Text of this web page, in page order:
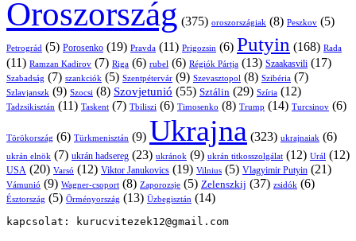
Oroszország (375) oroszországiak (8) Peszkov (5)
Petrográd (5) Porosenko (19) Pravda (11) Prigozsin (6) Putyin (168) Rada
(11) Ramzan Kadirov (7) Riga (6) rubel (6) Régiók Pártja (13) Szaakasvili (17)
Szabadság (7) szankciók (5) Szentpétervár (9) Szevasztopol (8) Szibéria (7)
Szlavjanszk (9) Szocsi (8) Szovjetunió (55) Sztálin (29) Szíria (12)
Tadzsikisztán (11) Taskent (7) Tbiliszi (6) Timosenko (8) Trump (14) Turcsinov (6)
Törökország (6) Türkmenisztán (9) Ukrajna (323) ukrajnaiak (6)
ukrán elnök (7) ukrán hadsereg (23) ukránok (9) ukrán titkosszolgálat (12) Urál (12)
USA (20) Varsó (12) Viktor Janukovics (19) Vilnius (5) Vlagyimir Putyin (21)
Vámunió (9) Wagner-csoport (8) Zaporozsje (5) Zelenszkij (37) zsidók (6)
Észtország (5) Örményország (13) Üzbegisztán (14)
kapcsolat: kurucvitezek12@gmail.com